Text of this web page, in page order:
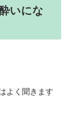
いにな
よく聞きます